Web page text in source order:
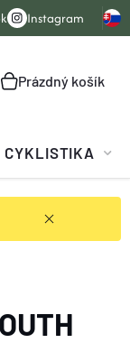
Instagram
NÁKUPNÍ
Prázdný košík
CYKLISTIKA